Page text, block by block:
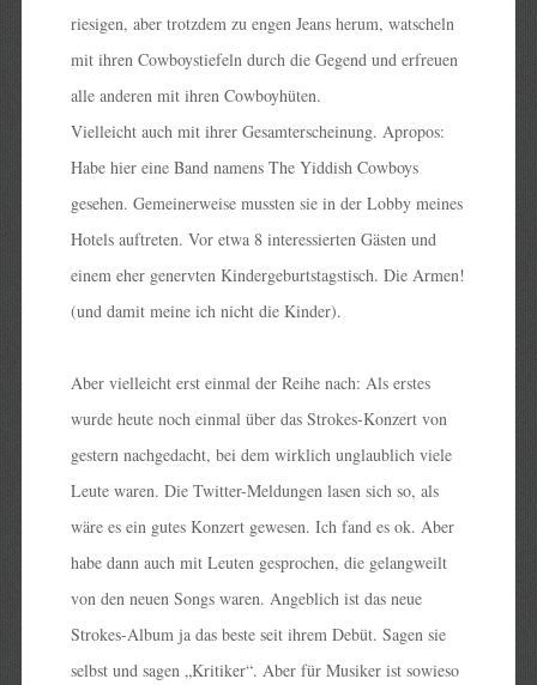
riesigen, aber trotzdem zu engen Jeans herum, watscheln
mit ihren Cowboystiefeln durch die Gegend und erfreuen
alle anderen mit ihren Cowboyhüten.
Vielleicht auch mit ihrer Gesamterscheinung. Apropos:
Habe hier eine Band namens The Yiddish Cowboys
gesehen. Gemeinerweise mussten sie in der Lobby meines
Hotels auftreten. Vor etwa 8 interessierten Gästen und
einem eher genervten Kindergeburtstagstisch. Die Armen!
(und damit meine ich nicht die Kinder).
Aber vielleicht erst einmal der Reihe nach: Als erstes
wurde heute noch einmal über das Strokes-Konzert von
gestern nachgedacht, bei dem wirklich unglaublich viele
Leute waren. Die Twitter-Meldungen lasen sich so, als
wäre es ein gutes Konzert gewesen. Ich fand es ok. Aber
habe dann auch mit Leuten gesprochen, die gelangweilt
von den neuen Songs waren. Angeblich ist das neue
Strokes-Album ja das beste seit ihrem Debüt. Sagen sie
selbst und sagen „Kritiker“. Aber für Musiker ist sowieso